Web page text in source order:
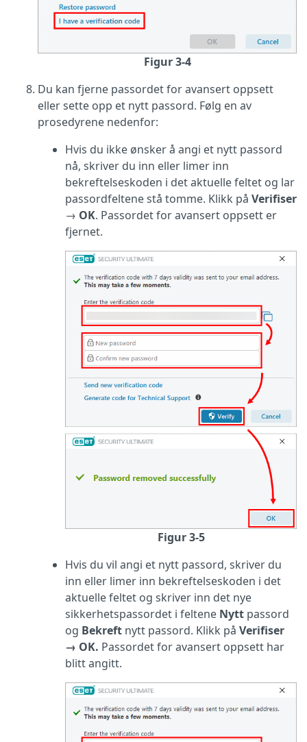
Figur 3-4
Du kan fjerne passordet for avansert oppsett
eller sette opp et nytt passord. Følg en av
prosedyrene nedenfor:
Hvis du ikke ønsker å angi et nytt passord
nå, skriver du inn eller limer inn
bekreftelseskoden i det aktuelle feltet og lar
passordfeltene stå tomme. Klikk på Verifiser
→ OK. Passordet for avansert oppsett er
fjernet.
Figur 3-5
Hvis du vil angi et nytt passord, skriver du
inn eller limer inn bekreftelseskoden i det
aktuelle feltet og skriver inn det nye
sikkerhetspassordet i feltene Nytt passord
og Bekreft nytt passord. Klikk på Verifiser
→ OK. Passordet for avansert oppsett har
blitt angitt.